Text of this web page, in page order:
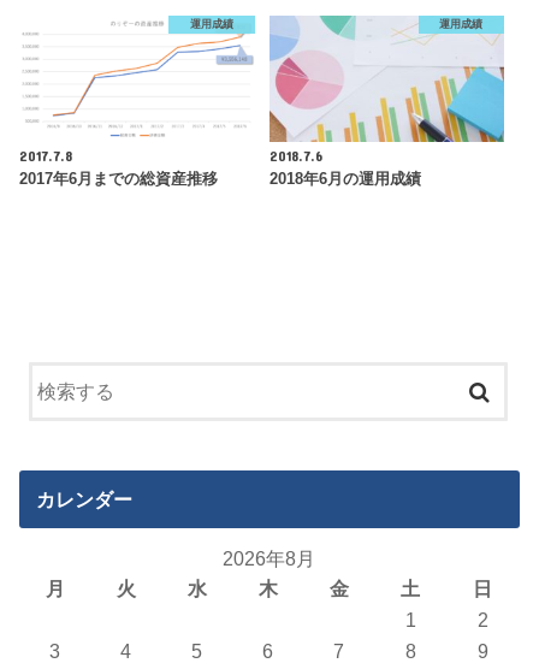
運用成績
2017.7.8
2017年6月までの総資産推移
運用成績
2018.7.6
2018年6月の運用成績
カレンダー
2026年8月
月
火 水 木 金 土
日
1
2
3
4 5 6 7 8
9